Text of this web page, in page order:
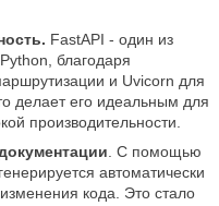
FastAPI - один из
благодаря
и Uvicorn для
делает его идеальным для
производительности.
. С помощью
автоматически
кода. Это стало